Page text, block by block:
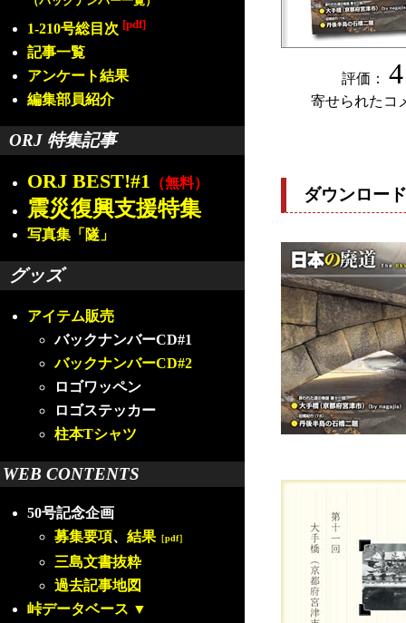
1-210号総目次 [pdf]
記事一覧
アンケート結果
編集部員紹介
ORJ 特集記事
ORJ BEST!#1 （無料）
震災復興支援特集
写真集「隧」
グッズ
アイテム販売
バックナンバーCD#1
バックナンバーCD#2
ロゴワッペン
ロゴステッカー
柱本Tシャツ
WEB CONTENTS
50号記念企画
募集要項、 結果 ［pdf］
三島文書抜粋
過去記事地図
峠データベース ▼
評価： 4
寄せられたコ
ダウンロー